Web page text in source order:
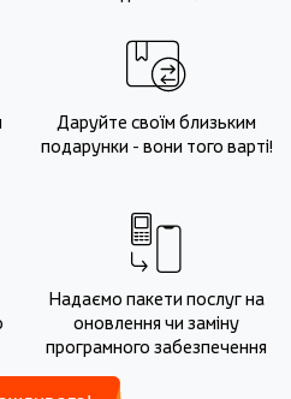
Даруйте своїм близьким
подарунки - вони того варті!
Надаємо пакети послуг на
оновлення чи заміну
програмного забезпечення